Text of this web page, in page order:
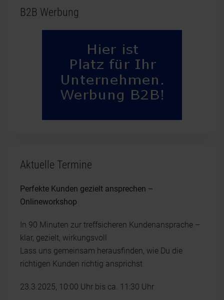
B2B Werbung
Aktuelle Termine
Perfekte Kunden gezielt ansprechen –
Onlineworkshop
In 90 Minuten zur treffsicheren Kundenansprache –
klar, gezielt, wirkungsvoll
Lass uns gemeinsam herausfinden, wie Du die
richtigen Kunden richtig ansprichst
23.3.2025, 10:00 Uhr bis ca. 11:30 Uhr